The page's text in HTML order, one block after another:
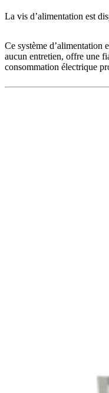
La vis d’alimentation est
Ce système d’alimentation
aucun entretien, offre une
consommation électrique